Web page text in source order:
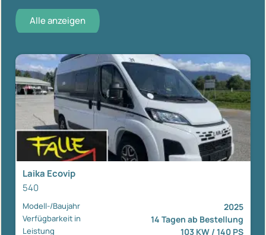
Alle anzeigen
Laika Ecovip
540
Modell-/Baujahr 2025
Verfügbarkeit in 14 Tagen ab Bestellung
Leistung 103 KW / 140 PS